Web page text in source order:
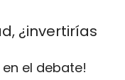
¿invertirías
el debate!